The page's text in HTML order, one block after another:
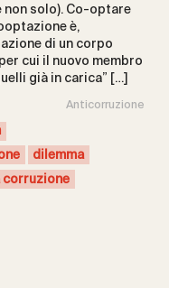
non solo). Co-optare
è,
di un corpo
cui il nuovo membro
già in carica” […]
Anticorruzione
dilemma
corruzione